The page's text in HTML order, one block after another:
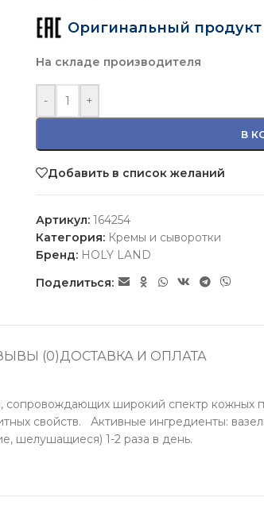
Оригинальный продукт
На складе производителя
- +
В
Добавить в список желаний
Артикул: 164254
Категория: Кремы и сыворотки
Бренд: HOLY LAND
Поделиться:
(0)ДОСТАВКА И ОПЛАТА
широкий спектр кожных
свойств. Активные ингредиенты:
шелушащиеся) 1-2 раза в день.